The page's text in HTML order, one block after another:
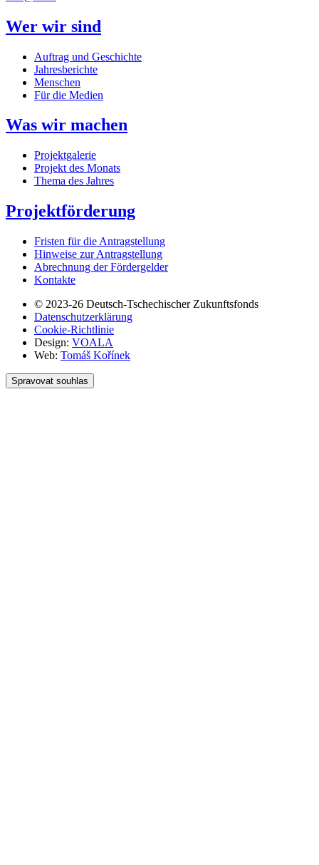
Wer wir sind
Auftrag und Geschichte
Jahresberichte
Menschen
Für die Medien
Was wir machen
Projektgalerie
Projekt des Monats
Thema des Jahres
Projektförderung
Fristen für die Antragstellung
Hinweise zur Antragstellung
Abrechnung der Fördergelder
Kontakte
© 2023-26 Deutsch-Tschechischer Zukunftsfonds
Datenschutzerklärung
Cookie-Richtlinie
Design: VOALA
Web: Tomáš Kořínek
Spravovat souhlas